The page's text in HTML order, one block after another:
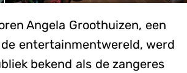
Angela Groothuizen, een
entertainmentwereld, werd
bekend als de zangeres